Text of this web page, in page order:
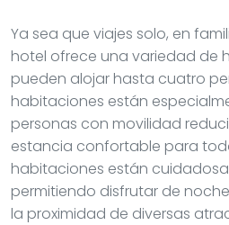
Ya sea que viajes solo, en
hotel ofrece una variedad de
pueden alojar hasta cuatro
habitaciones están
personas con movilidad
estancia confortable para
habitaciones están
permitiendo disfrutar de
la proximidad de diversas